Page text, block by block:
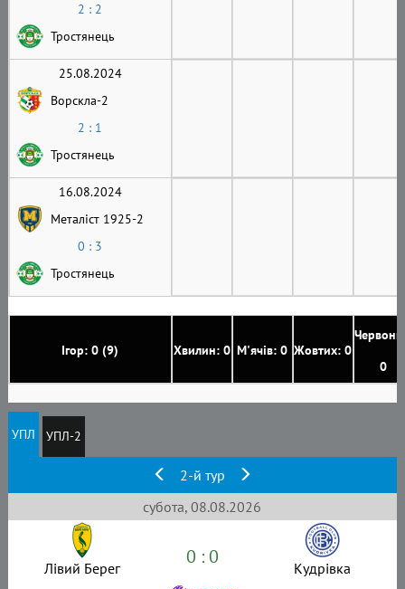
Ігор: 0 (9) Хвилин: 0 М'ячів: 0 Жовтих: 0
0
2 : 2
Тростянець
25.08.2024
Ворскла-2
2 : 1
Тростянець
16.08.2024
Металіст 1925-2
0 : 3
Тростянець
УПЛ УПЛ-2
2-й тур
субота, 08.08.2026
Лівий Берег 0 : 0 Кудрівка